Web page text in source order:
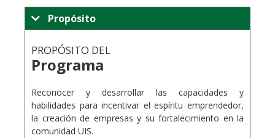
Propósito
PROPÓSITO DEL
Programa
Reconocer y desarrollar las capacidades y
habilidades para incentivar el espíritu emprendedor,
la creación de empresas y su fortalecimiento en la
comunidad UIS.